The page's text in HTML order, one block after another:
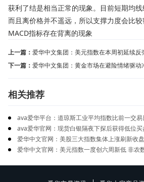
获利了结是相当正常的现象。目前短期均线
而且离价格并不遥远，所以支撑力度会比
MACD指标存在背离的现象
上一篇： 爱华中文集团：美元指数在本周初延续反
下一篇： 爱华中文集团：黄金市场在避险情绪驱动
相关推荐
ava爱华平台：道琼斯工业平均指数比前一交
ava爱华官网：现货白银隔夜下探后获得低位
爱华中文官网：美股三大指数集体上涨刷新收
爱华中文官网：美元指数一度创六周新低 非农